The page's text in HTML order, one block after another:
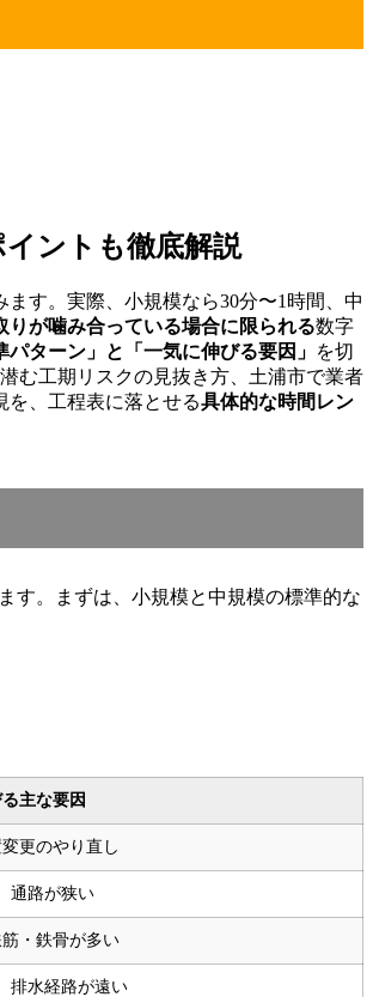
ントも徹底解説
す。実際、小規模なら30分〜1時間、中
が噛み合っている場合に限られる数字
パターン」と「一気に伸びる要因」 を切
む工期リスクの見抜き方、土浦市で業者
を、工程表に落とせる具体的な時間レン
す。まずは、小規模と中規模の標準的な
主な要因
更のやり直し
通路が狭い
・鉄骨が多い
排水経路が遠い